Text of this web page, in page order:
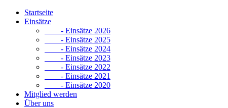
Startseite
Einsätze
- Einsätze 2026
- Einsätze 2025
- Einsätze 2024
- Einsätze 2023
- Einsätze 2022
- Einsätze 2021
- Einsätze 2020
Mitglied werden
Über uns